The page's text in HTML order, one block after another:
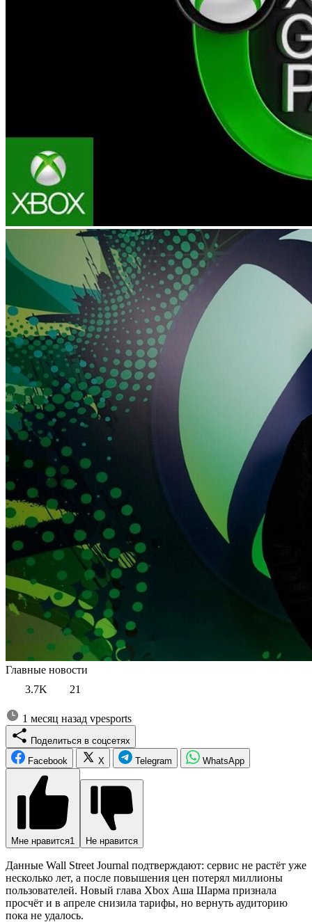
Главные новости
3.7K
21
1 месяц назад vpesports
Поделиться в соцсетях
Facebook
X Telegram WhatsApp
Мне нравится1 Не нравится
Данные Wall Street Journal подтверждают: сервис не растёт уже
несколько лет, а после повышения цен потерял миллионы
пользователей. Новый глава Xbox Аша Шарма признала
просчёт и в апреле снизила тарифы, но вернуть аудиторию
пока не удалось.